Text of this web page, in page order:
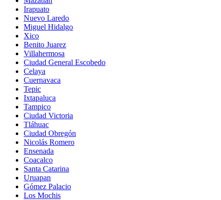
Irapuato
Nuevo Laredo
Miguel Hidalgo
Xico
Benito Juarez
Villahermosa
Ciudad General Escobedo
Celaya
Cuernavaca
Tepic
Ixtapaluca
Tampico
Ciudad Victoria
Tláhuac
Ciudad Obregón
Nicolás Romero
Ensenada
Coacalco
Santa Catarina
Uruapan
Gómez Palacio
Los Mochis